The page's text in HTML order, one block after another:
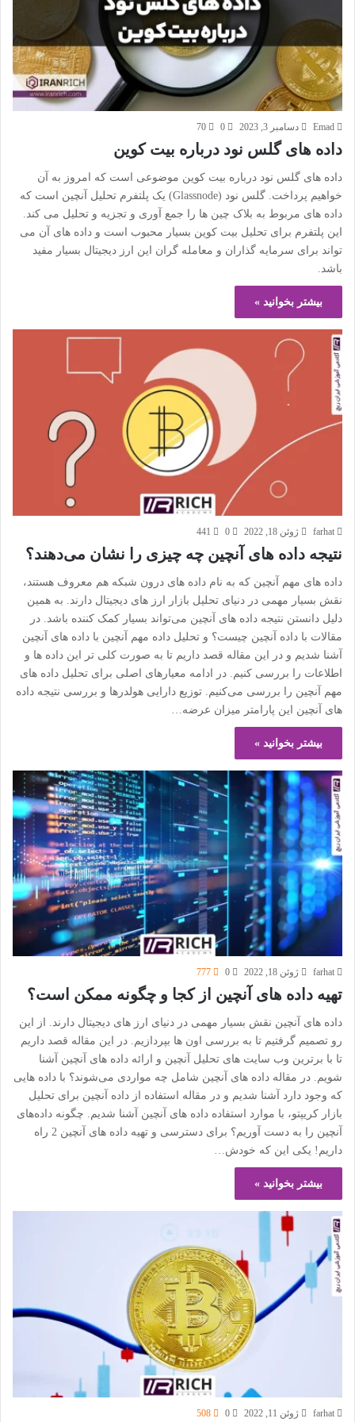
Emad دسامبر 3, 2023 0
70
داده های گلس نود درباره بیت کوین
داده های گلس نود درباره بیت کوین موضوعی است که امروز به آن
خواهیم پرداخت. گلس نود (Glassnode) یک پلتفرم تحلیل آنچین است که
داده های مربوط به بلاک چین ها را جمع آوری و تجزیه و تحلیل می کند.
این پلتفرم برای تحلیل بیت کوین بسیار محبوب است و داده های آن می
تواند برای سرمایه گذاران و معامله گران این ارز دیجیتال بسیار مفید
باشد.
بیشتر بخوانید »
farhat ژوئن 18, 2022 0
441
نتیجه داده های آنچین چه چیزی را نشان می‌دهند؟
داده های مهم آنچین که به نام داده های درون شبکه هم معروف هستند،
نقش بسیار مهمی در دنیای تحلیل بازار ارز های دیجیتال دارند. به همین
دلیل دانستن نتیجه داده های آنچین می‌تواند بسیار کمک کننده باشد. در
مقالات با داده آنچین چیست؟ و تحلیل داده مهم آنچین با داده های آنچین
آشنا شدیم و در این مقاله قصد داریم تا به صورت کلی تر این داده ها و
اطلاعات را بررسی کنیم. در ادامه معیارهای اصلی برای تحلیل داده های
مهم آنچین را بررسی می‌کنیم. توزیع دارایی هولدرها و بررسی نتیجه داده
های آنچین این پارامتر میزان عرضه…
بیشتر بخوانید »
farhat ژوئن 18, 2022 0
777
تهیه داده های آنچین از کجا و چگونه ممکن است؟
داده های آنچین نقش بسیار مهمی در دنیای ارز های دیجیتال دارند. از این
رو تصمیم گرفتیم تا به بررسی اون ها بپردازیم. در این مقاله قصد داریم
تا با برترین وب سایت های تحلیل آنچین و ارائه داده های آنچین آشنا
شویم. در مقاله داده های آنچین شامل چه مواردی می‌شوند؟ با داده هایی
که وجود دارد آشنا شدیم و در مقاله استفاده از داده آنچین برای تحلیل
بازار کریپتو، با موارد استفاده داده های آنچین آشنا شدیم. چگونه داده‌های
آنچین را به دست آوریم؟ برای دسترسی و تهیه داده های آنچین 2 راه
داریم! یکی این که خودش…
بیشتر بخوانید »
farhat ژوئن 11, 2022 0
508